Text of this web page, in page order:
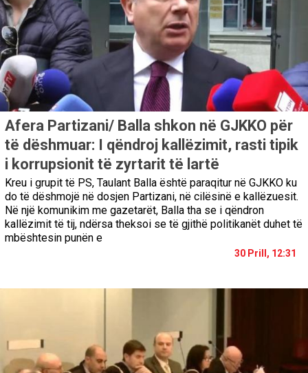
Afera Partizani/ Balla shkon në GJKKO për
të dëshmuar: I qëndroj kallëzimit, rasti tipik
i korrupsionit të zyrtarit të lartë
Kreu i grupit të PS, Taulant Balla është paraqitur në GJKKO ku
do të dëshmojë në dosjen Partizani, në cilësinë e kallëzuesit.
Në një komunikim me gazetarët, Balla tha se i qëndron
kallëzimit të tij, ndërsa theksoi se të gjithë politikanët duhet të
mbështesin punën e
30 Prill, 12:31